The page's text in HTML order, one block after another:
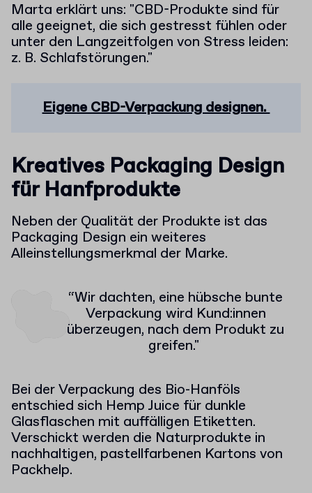
Marta erklärt uns: "CBD-Produkte sind für
alle geeignet, die sich gestresst fühlen oder
unter den Langzeitfolgen von Stress leiden:
z. B. Schlafstörungen."
Eigene CBD-Verpackung designen.
Kreatives Packaging Design
für Hanfprodukte
Neben der Qualität der Produkte ist das
Packaging Design ein weiteres
Alleinstellungsmerkmal der Marke.
“Wir dachten, eine hübsche bunte
Verpackung wird Kund:innen
überzeugen, nach dem Produkt zu
greifen."
Bei der Verpackung des Bio-Hanföls
entschied sich Hemp Juice für dunkle
Glasflaschen mit auffälligen Etiketten.
Verschickt werden die Naturprodukte in
nachhaltigen, pastellfarbenen Kartons von
Packhelp.